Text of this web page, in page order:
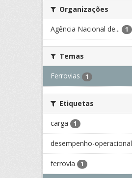
Organizações
Agência Nacional de... 1
Temas
Ferrovias 1
Etiquetas
carga 1
desempenho-operacional
ferrovia 1